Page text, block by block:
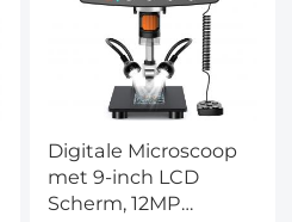
Digitale Microscoop
met 9-inch LCD
Scherm, 12MP